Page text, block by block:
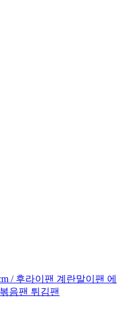
/ 후라이팬 계란말이팬 에
음팬 튀김팬